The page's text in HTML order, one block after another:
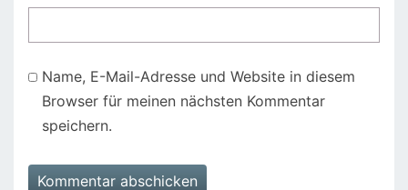
Name, E-Mail-Adresse und Website in diesem
Browser für meinen nächsten Kommentar
speichern.